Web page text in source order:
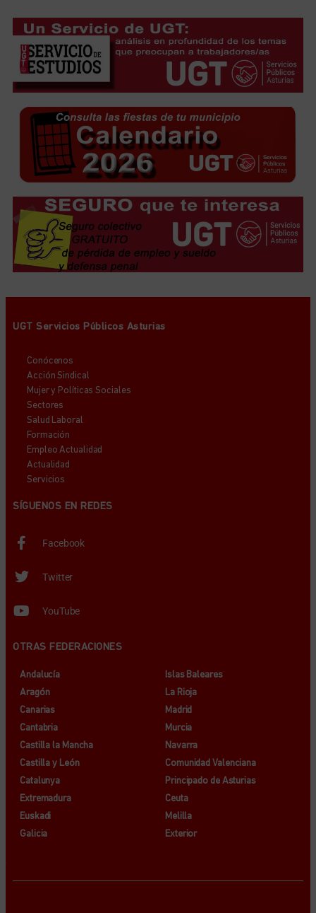
UGT Servicios Públicos Asturias
Conócenos
Acción Sindical
Mujer y Políticas Sociales
Sectores
Salud Laboral
Formación
Empleo Actualidad
Actualidad
Servicios
SÍGUENOS EN REDES
Facebook
Twitter
YouTube
OTRAS FEDERACIONES
Andalucía
Aragón
Canarias
Cantabria
Castilla la Mancha
Castilla y León
Catalunya
Extremadura
Euskadi
Galicia
Islas Baleares
La Rioja
Madrid
Murcia
Navarra
Comunidad Valenciana
Principado de Asturias
Ceuta
Melilla
Exterior